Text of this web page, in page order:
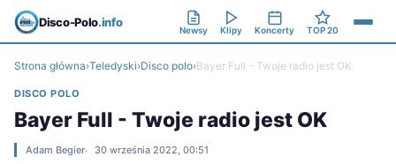
Disco-Polo.info
Newsy Klipy Koncerty TOP 20
Strona główna›Teledyski›Disco polo›Bayer Full - Twoje radio jest OK
DISCO POLO
Bayer Full - Twoje radio jest OK
Adam Begier 30 września 2022, 00:51